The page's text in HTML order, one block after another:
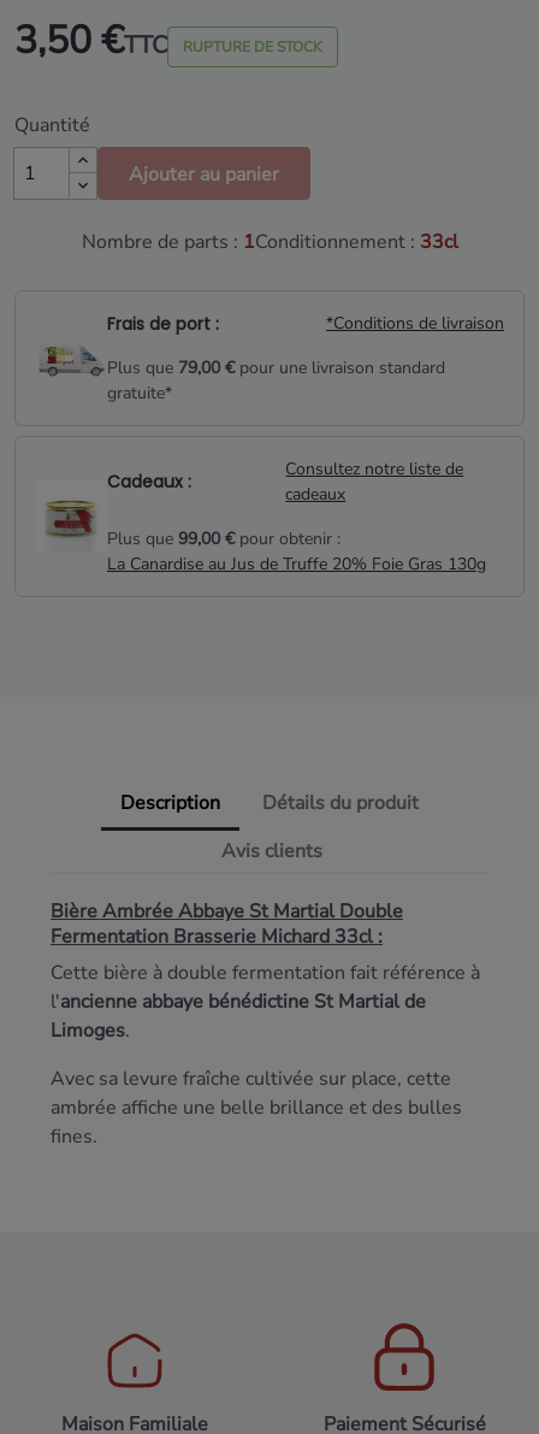
3,50 €TTC RUPTURE DE STOCK
Quantité
Ajouter au panier
Nombre de parts : 1Conditionnement : 33cl
Frais de port :
*Conditions de livraison
Plus que 79,00 €pour une livraison standard
gratuite*
Cadeaux :
Consultez notre liste de
cadeaux
Plus que 99,00 €pour obtenir :
La Canardise au Jus de Truffe 20% Foie Gras 130g
Description
Détails du produit
Avis clients
Bière Ambrée Abbaye St Martial Double
Fermentation Brasserie Michard 33cl :
Cette bière à double fermentation fait référence à
l'ancienne abbaye bénédictine St Martial de
Limoges.
Avec sa levure fraîche cultivée sur place, cette
ambrée affiche une belle brillance et des bulles
fines.
Maison Familiale Paiement Sécurisé